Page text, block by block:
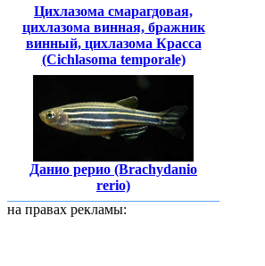
Цихлазома смарагдовая,
цихлазома винная, бражник
винный, цихлазома Красса
(Cichlasoma temporale)
Данио рерио (Brachydanio
rerio)
на правах рекламы: